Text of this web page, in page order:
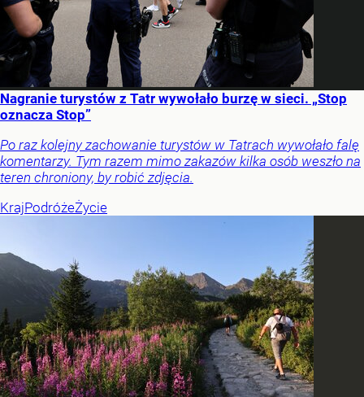
Nagranie turystów z Tatr wywołało burzę w sieci. „Stop
oznacza Stop”
Po raz kolejny zachowanie turystów w Tatrach wywołało falę
komentarzy. Tym razem mimo zakazów kilka osób weszło na
teren chroniony, by robić zdjęcia.
KrajPodróżeŻycie